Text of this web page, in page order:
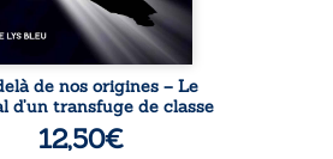
de nos origines – Le
d’un transfuge de classe
12,50€